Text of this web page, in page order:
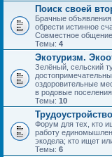
Поиск своей
Брачные
обрести истинное
Совместное
Темы: 4
Экотуризм.
Зелёный, сельский
оздоровительные
в родовые
Темы: 10
Форум для тех, кто
работу
экодела; кто ищет
Темы: 6